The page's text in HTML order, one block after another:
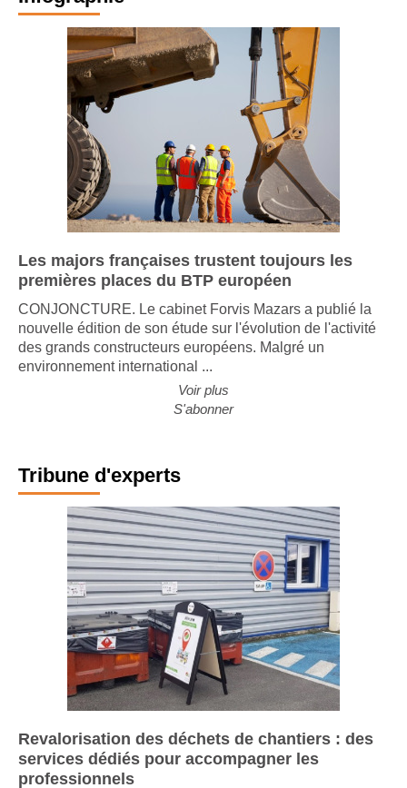
Les majors françaises trustent toujours les
premières places du BTP européen
CONJONCTURE. Le cabinet Forvis Mazars a publié la
nouvelle édition de son étude sur l'évolution de l'activité
des grands constructeurs européens. Malgré un
environnement international ...
Voir plus
S'abonner
Tribune d'experts
Revalorisation des déchets de chantiers : des
services dédiés pour accompagner les
professionnels